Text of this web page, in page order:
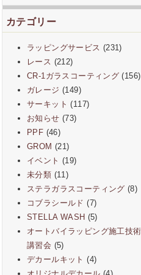
カテゴリー
ラッピングサービス (231)
レース (212)
CR-1ガラスコーティング (156)
ガレージ (149)
サーキット (117)
お知らせ (73)
PPF (46)
GROM (21)
イベント (19)
未分類 (11)
ステラガラスコーティング (8)
コブラシールド (7)
STELLA WASH (5)
オートバイラッピング施工技
講習会 (5)
デカールキット (4)